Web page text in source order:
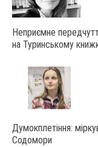
Неприємне
на Туринському
Думокплетіння:
Содомори